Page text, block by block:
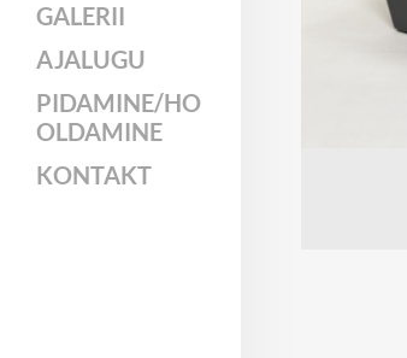
GALERII
AJALUGU
PIDAMINE/HO
OLDAMINE
KONTAKT